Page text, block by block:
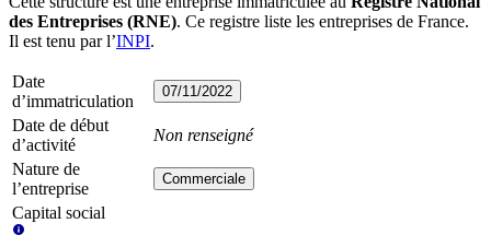
des Entreprises (RNE). Ce registre liste les entreprises de France.
Il est tenu par l’INPI.
Date
d’immatriculation
07/11/2022
Date de début
d’activité
Non renseigné
Nature de
l’entreprise
Commerciale
Capital social